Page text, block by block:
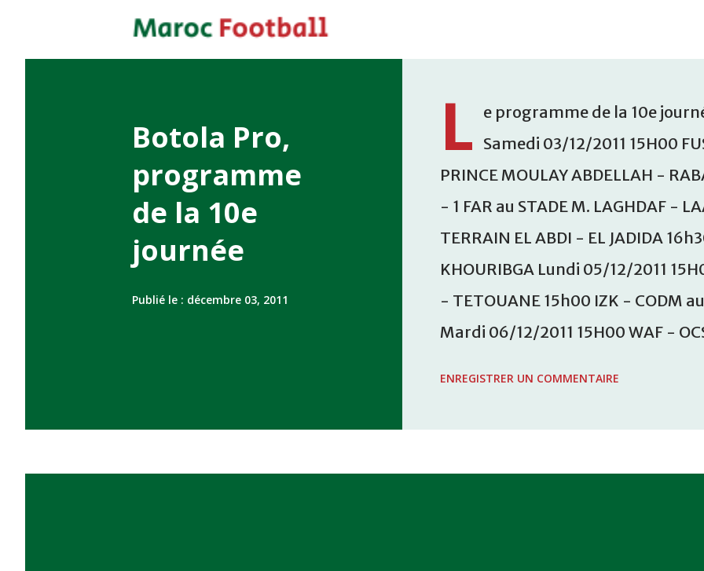
Botola Pro,
programme
de la 10e
journée
Publié le : décembre 03, 2011
L e programme de la 10e
Samedi 03/12/2011 15H00
PRINCE MOULAY ABDELLAH -
- 1 FAR au STADE M. LAGHDAF -
TERRAIN EL ABDI - EL JADIDA
KHOURIBGA Lundi 05/12/2011
- TETOUANE 15h00 IZK - CODM
Mardi 06/12/2011 15H00 WAF -
ENREGISTRER UN COMMENTAIRE